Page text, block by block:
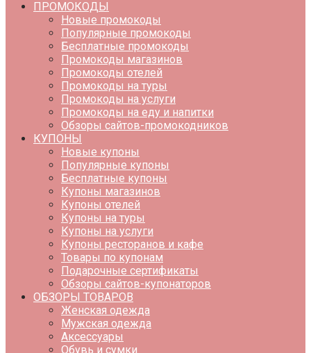
ПРОМОКОДЫ
Новые промокоды
Популярные промокоды
Бесплатные промокоды
Промокоды магазинов
Промокоды отелей
Промокоды на туры
Промокоды на услуги
Промокоды на еду и напитки
Обзоры сайтов-промокодников
КУПОНЫ
Новые купоны
Популярные купоны
Бесплатные купоны
Купоны магазинов
Купоны отелей
Купоны на туры
Купоны на услуги
Купоны ресторанов и кафе
Товары по купонам
Подарочные сертификаты
Обзоры сайтов-купонаторов
ОБЗОРЫ ТОВАРОВ
Женская одежда
Мужская одежда
Аксессуары
Обувь и сумки